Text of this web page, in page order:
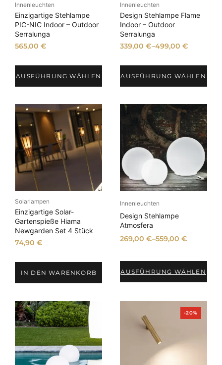
Innenleuchten
Einzigartige Stehlampe
PIC-NIC Indoor – Outdoor
Serralunga
565,00€
AUSFÜHRUNG WÄHLEN
e
Innenleuchten
Design Stehlampe Flame
Indoor – Outdoor
Serralunga
339,00 €–499,00 €
AUSFÜHRUNG WÄHLEN
Solarlampen
Einzigartige Solar-
Gartenspieße Hiama
Newgarden Set 4 Stück
74,90€
IN DEN WARENKORB
Innenleuchten
Design Stehlampe
Atmosfera
269,00 €–559,00 €
AUSFÜHRUNG WÄHLEN
-20%P
r